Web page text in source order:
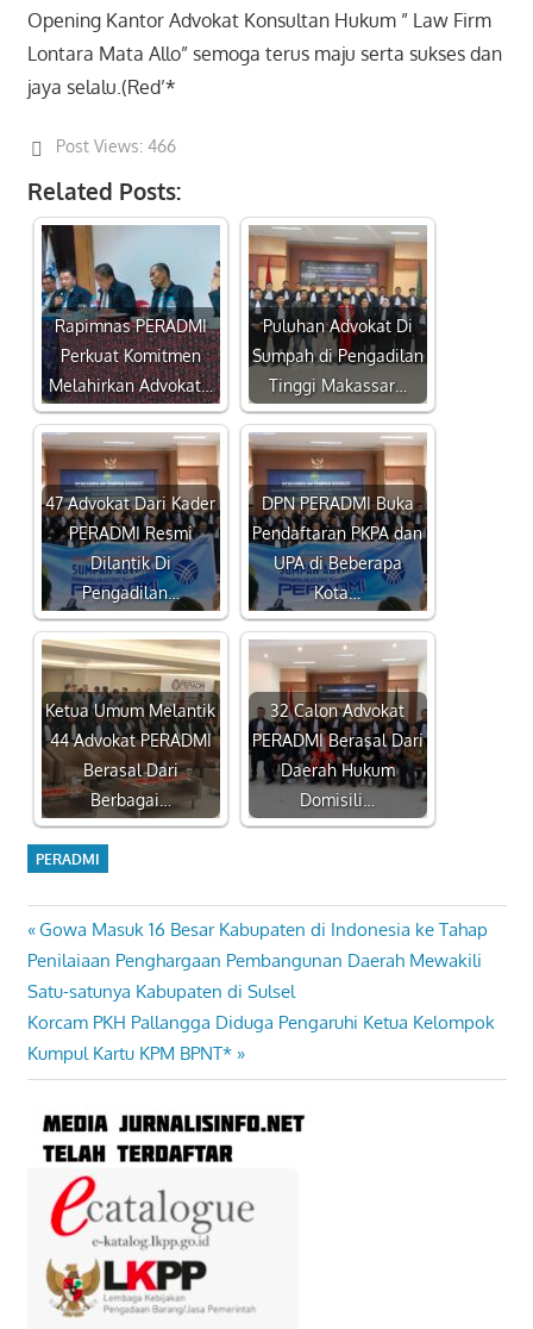
Opening Kantor Advokat Konsultan Hukum ” Law Firm
Lontara Mata Allo” semoga terus maju serta sukses dan
jaya selalu.(Red’*
Post Views: 466
Related Posts:
Rapimnas PERADMI
Perkuat Komitmen
Melahirkan Advokat…
Puluhan Advokat Di
Sumpah di Pengadilan
Tinggi Makassar…
47 Advokat Dari Kader
PERADMI Resmi
Dilantik Di
Pengadilan…
DPN PERADMI Buka
Pendaftaran PKPA dan
UPA di Beberapa
Kota…
Ketua Umum Melantik
44 Advokat PERADMI
Berasal Dari
Berbagai…
32 Calon Advokat
PERADMI Berasal Dari
Daerah Hukum
Domisili…
PERADMI
Navigasi
pos
Previous
Post:
Gowa Masuk 16 Besar Kabupaten di Indonesia ke Tahap
Penilaiaan Penghargaan Pembangunan Daerah Mewakili
Satu-satunya Kabupaten di Sulsel
Next
Post:
Korcam PKH Pallangga Diduga Pengaruhi Ketua Kelompok
Kumpul Kartu KPM BPNT*